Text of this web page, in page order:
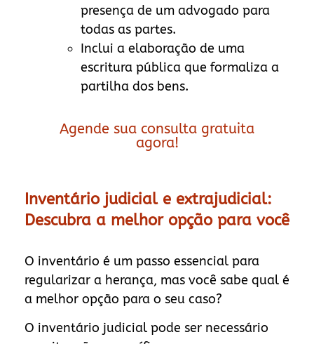
presença de um advogado para
todas as partes.
Inclui a elaboração de uma
escritura pública que formaliza a
partilha dos bens.
Agende sua consulta gratuita
agora!
Inventário judicial e extrajudicial:
Descubra a melhor opção para você
O inventário é um passo essencial para
regularizar a herança, mas você sabe qual é
a melhor opção para o seu caso?
O inventário judicial pode ser necessário